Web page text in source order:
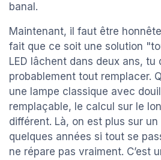
banal.
Maintenant, il faut être
fait que ce soit une solution
LED lâchent dans deux ans, tu
probablement tout remplacer.
une lampe classique avec
remplaçable, le calcul sur le
différent. Là, on est plus sur un
quelques années si tout se
ne répare pas vraiment. C’est